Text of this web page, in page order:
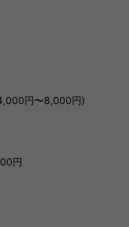
円〜8,000円)
円